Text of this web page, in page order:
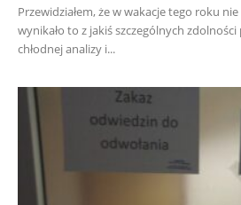
Przewidziałem, że w wakacje tego roku
wynikało to z jakiś szczególnych
chłodnej analizy i...